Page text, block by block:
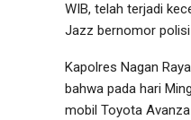
WIB, telah terjadi
Jazz bernomor polisi
Kapolres Nagan
bahwa pada hari
mobil Toyota